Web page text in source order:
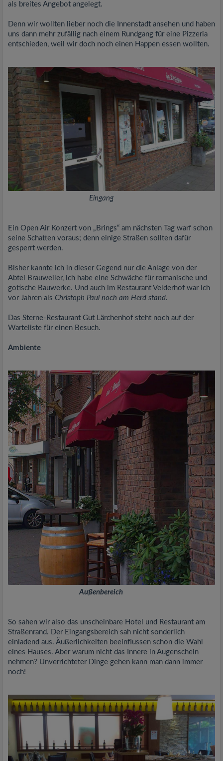
als breites Angebot angelegt.
Denn wir wollten lieber noch die Innenstadt ansehen und haben
uns dann mehr zufällig nach einem Rundgang für eine Pizzeria
entschieden, weil wir doch noch einen Happen essen wollten.
Eingang
Ein Open Air Konzert von „Brings“ am nächsten Tag warf schon
seine Schatten voraus; denn einige Straßen sollten dafür
gesperrt werden.
Bisher kannte ich in dieser Gegend nur die Anlage von der
Abtei Brauweiler, ich habe eine Schwäche für romanische und
gotische Bauwerke. Und auch im Restaurant Velderhof war ich
vor Jahren als Christoph Paul noch am Herd stand.
Das Sterne-Restaurant Gut Lärchenhof steht noch auf der
Warteliste für einen Besuch.
Ambiente
Außenbereich
So sahen wir also das unscheinbare Hotel und Restaurant am
Straßenrand. Der Eingangsbereich sah nicht sonderlich
einladend aus. Äußerlichkeiten beeinflussen schon die Wahl
eines Hauses. Aber warum nicht das Innere in Augenschein
nehmen? Unverrichteter Dinge gehen kann man dann immer
noch!